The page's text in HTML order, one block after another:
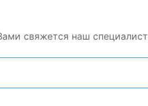
свяжется наш специалист